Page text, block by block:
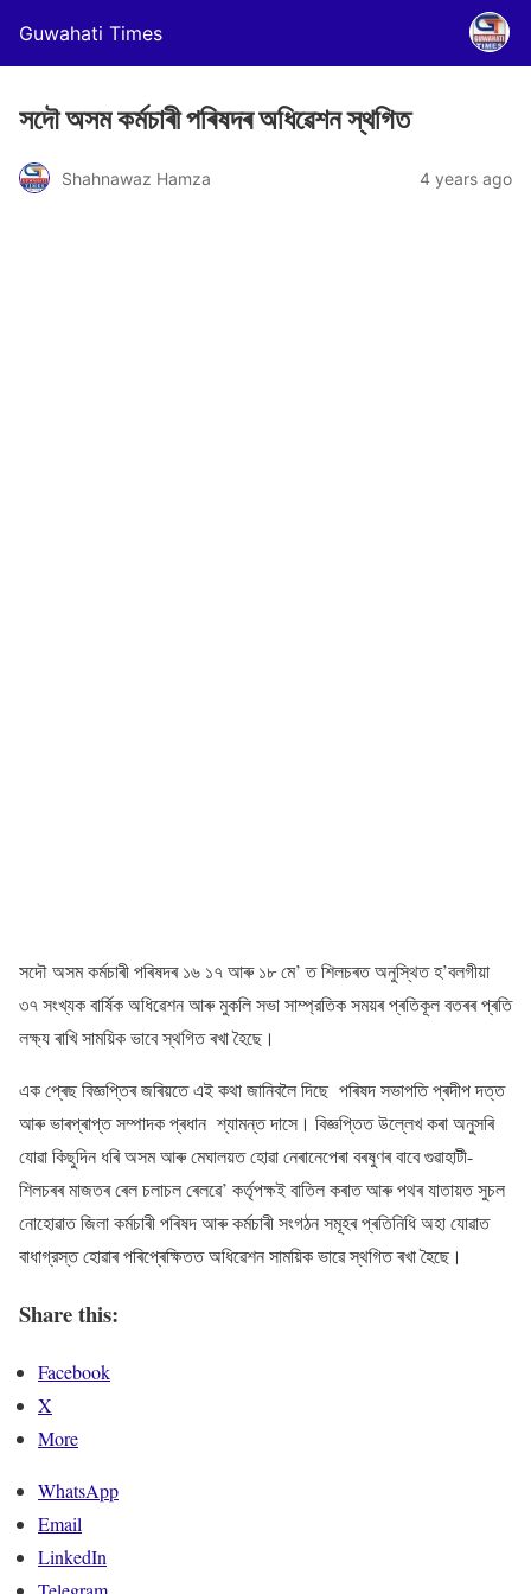
Guwahati Times
সদৌ অসম কৰ্মচাৰী পৰিষদৰ অধিৱেশন স্থগিত
Shahnawaz Hamza 4 years ago
সদৌ অসম কৰ্মচাৰী পৰিষদৰ ১৬ ১৭ আৰু ১৮ মে’ ত শিলচৰত অনুস্থিত হ’বলগীয়া
৩৭ সংখ্যক বাৰ্ষিক অধিৱেশন আৰু মুকলি সভা সাম্প্রতিক সময়ৰ প্ৰতিকূল বতৰৰ প্ৰতি
লক্ষ্য ৰাখি সাময়িক ভাবে স্থগিত ৰখা হৈছে।
এক প্ৰেছ বিজ্ঞপ্তিৰ জৰিয়তে এই কথা জানিবলৈ দিছে পৰিষদ সভাপতি প্ৰদীপ দত্ত
আৰু ভাৰপ্ৰাপ্ত সম্পাদক প্ৰধান শ্যামন্ত দাসে। বিজ্ঞপ্তিত উল্লেখ কৰা অনুসৰি
যোৱা কিছুদিন ধৰি অসম আৰু মেঘালয়ত হোৱা নেৰানেপেৰা বৰষুণৰ বাবে গুৱাহাটী-
শিলচৰৰ মাজতৰ ৰেল চলাচল ৰেলৱে’ কৰ্তৃপক্ষই বাতিল কৰাত আৰু পথৰ যাতায়ত সুচল
নোহোৱাত জিলা কৰ্মচাৰী পৰিষদ আৰু কৰ্মচাৰী সংগঠন সমূহৰ প্ৰতিনিধি অহা যোৱাত
বাধাগ্রস্ত হোৱাৰ পৰিপ্ৰেক্ষিতত অধিৱেশন সাময়িক ভাৱে স্থগিত ৰখা হৈছে।
Share this:
Facebook
X
More
WhatsApp
Email
LinkedIn